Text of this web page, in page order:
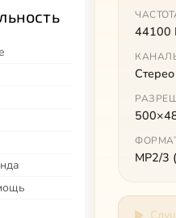
44100
Стерео
MP2/3